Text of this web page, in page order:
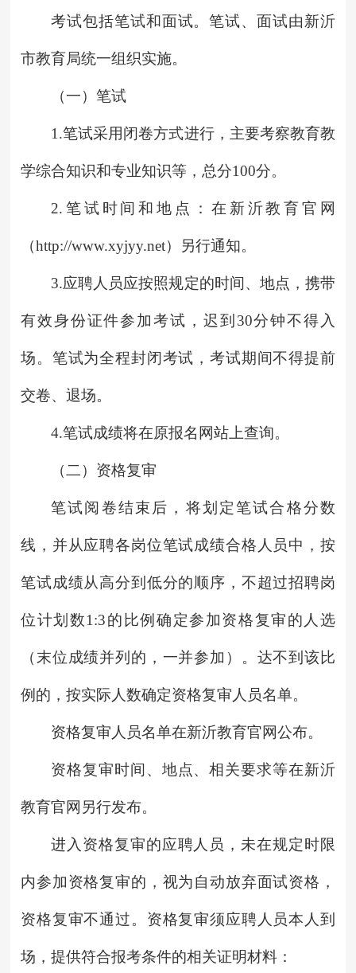
考试包括笔试和面试。笔试、面试由新沂
市教育局统一组织实施。
（一）笔试
1.笔试采用闭卷方式进行，主要考察教育教
学综合知识和专业知识等，总分100分。
2.笔试时间和地点：在新沂教育官网
（http://www.xyjyy.net）另行通知。
3.应聘人员应按照规定的时间、地点，携带
有效身份证件参加考试，迟到30分钟不得入
场。笔试为全程封闭考试，考试期间不得提前
交卷、退场。
4.笔试成绩将在原报名网站上查询。
（二）资格复审
笔试阅卷结束后，将划定笔试合格分数
线，并从应聘各岗位笔试成绩合格人员中，按
笔试成绩从高分到低分的顺序，不超过招聘岗
位计划数1:3的比例确定参加资格复审的人选
（末位成绩并列的，一并参加）。达不到该比
例的，按实际人数确定资格复审人员名单。
资格复审人员名单在新沂教育官网公布。
资格复审时间、地点、相关要求等在新沂
教育官网另行发布。
进入资格复审的应聘人员，未在规定时限
内参加资格复审的，视为自动放弃面试资格，
资格复审不通过。资格复审须应聘人员本人到
场，提供符合报考条件的相关证明材料：